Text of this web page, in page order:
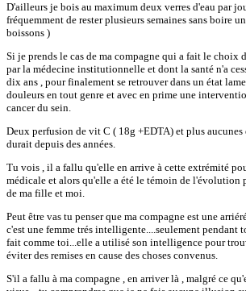
D'ailleurs je bois au maximum deux verres d'eau par
fréquemment de rester plusieurs semaines sans boire
boissons )
Si je prends le cas de ma compagne qui a fait le choix
par la médecine institutionnelle et dont la santé n'a
dix ans , pour finalement se retrouver dans un état
douleurs en tout genre et avec en prime une
cancer du sein.
Deux perfusion de vit C ( 18g +EDTA) et plus aucunes
durait depuis des années.
Tu vois , il a fallu qu'elle en arrive à cette extrémité
médicale et alors qu'elle a été le témoin de l'évolution
de ma fille et moi.
Peut être vas tu penser que ma compagne est une
c'est une femme trés intelligente....seulement pendant
fait comme toi...elle a utilisé son intelligence pour
éviter des remises en cause des choses convenus.
S'il a fallu à ma compagne , en arriver là , malgré ce